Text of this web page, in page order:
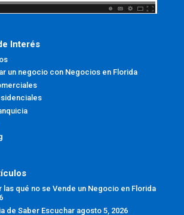
Interés
un negocio con Negocios en Florida
las qué no se Vende un Negocio en Florida
de Saber Escuchar agosto 5, 2026